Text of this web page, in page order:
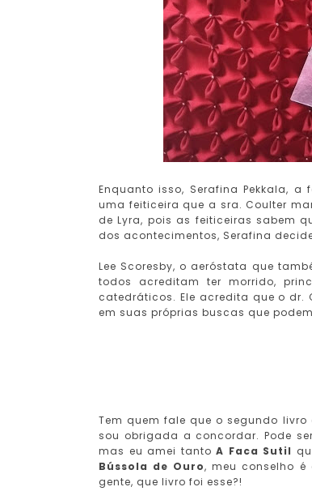
Enquanto isso, Serafina Pekkala,
uma feiticeira que a sra. Coulter
de Lyra, pois as feiticeiras sabem
dos acontecimentos, Serafina
Lee Scoresby, o aeróstata que
todos acreditam ter morrido,
catedráticos. Ele acredita que o dr.
em suas próprias buscas que
Tem quem fale que o segundo
sou obrigada a concordar. Pode
mas eu amei tanto A Faca Sutil
Bússola de Ouro, meu conselho
gente, que livro foi esse?!